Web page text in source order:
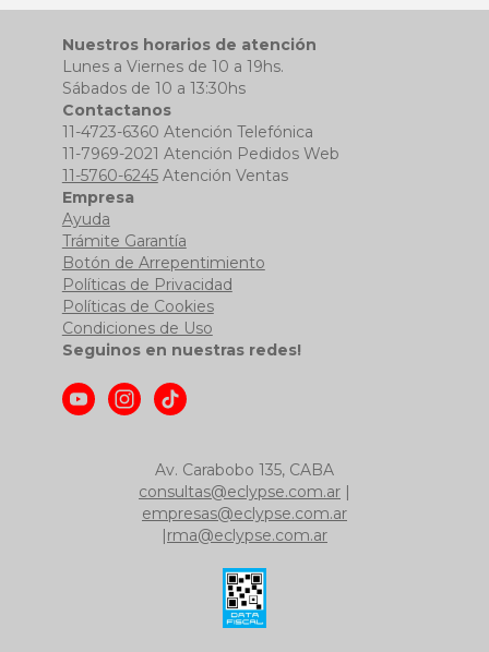
Nuestros horarios de atención
Lunes a Viernes de 10 a 19hs.
Sábados de 10 a 13:30hs
Contactanos
11-4723-6360 Atención Telefónica
11-7969-2021 Atención Pedidos Web
11-5760-6245Atención Ventas
Empresa
Ayuda
Trámite Garantía
Botón de Arrepentimiento
Políticas de Privacidad
Políticas de Cookies
Condiciones de Uso
Seguinos en nuestras redes!
Av. Carabobo 135, CABA
consultas@eclypse.com.ar
empresas@eclypse.com.ar
rma@eclypse.com.ar